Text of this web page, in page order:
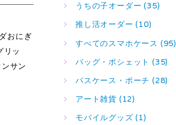
おにぎ
リッ
サン
うちの子オーダー (35)
推し活オーダー (10)
すべてのスマホケース (95)
バッグ・ポシェット (35)
パスケース・ポーチ (28)
アート雑貨 (12)
モバイルグッズ (1)